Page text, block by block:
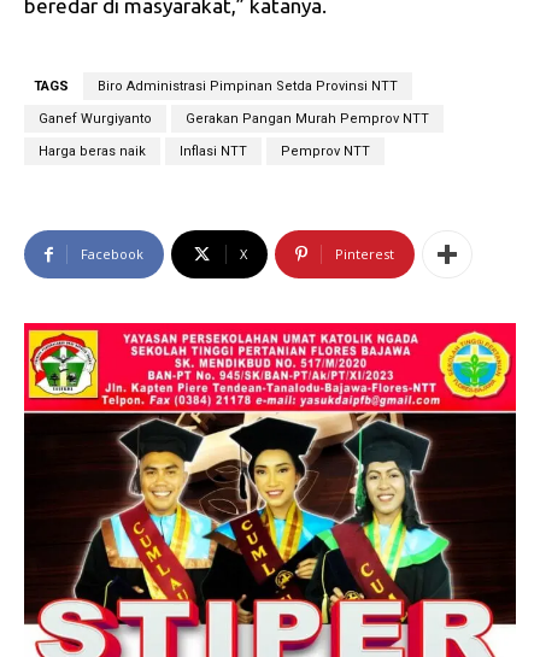
beredar di masyarakat,” katanya.
TAGS Biro Administrasi Pimpinan Setda Provinsi NTT
Ganef Wurgiyanto Gerakan Pangan Murah Pemprov NTT
Harga beras naik Inflasi NTT Pemprov NTT
Facebook X Pinterest